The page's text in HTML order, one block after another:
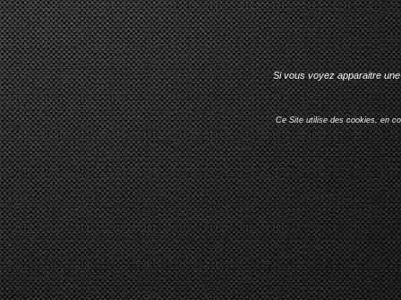
Si vous voyez apparaitre
Ce Site utilise des cookies, en